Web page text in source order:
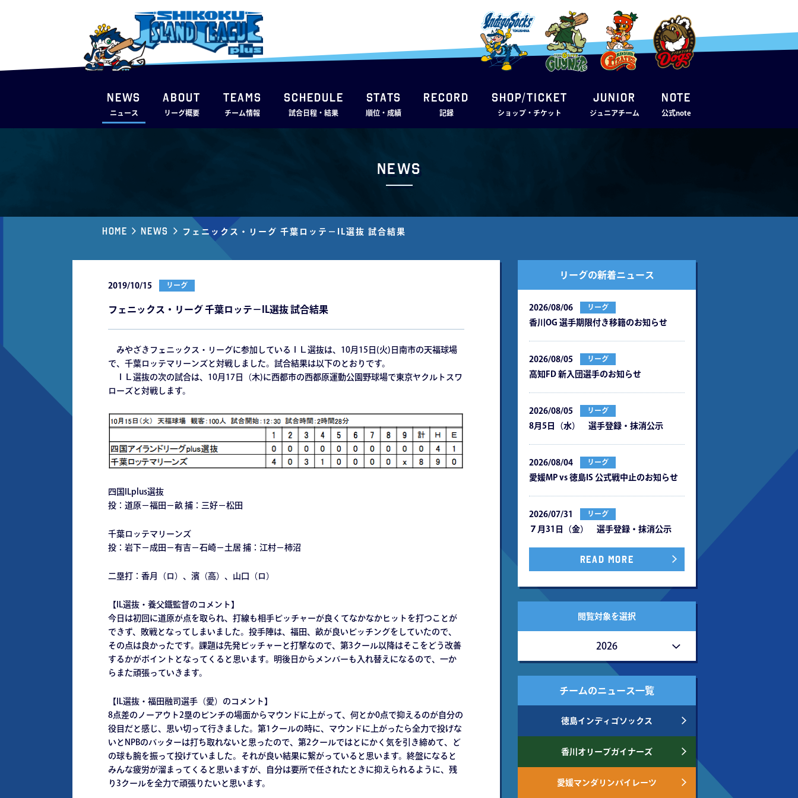
NEWS
ニュース
ABOUT
リーグ概要
TEAMS
チーム情報
SCHEDULE
試合日程・結果
STATS
順位・成績
RECORD
記録
SHOP/TICKET
ショップ・チケット
JUNIOR
ジュニアチーム
note
公式note
News
Home News フェニックス・リーグ 千葉ロッテ－IL選抜 試合結果
2019/10/15 リーグ
フェニックス・リーグ 千葉ロッテ－IL選抜 試合結果
みやざきフェニックス・リーグに参加しているＩＬ選抜は、10月15日(火)日南市の天福球場
で、千葉ロッテマリーンズと対戦しました。試合結果は以下のとおりです。
ＩＬ選抜の次の試合は、10月17日（木)に西都市の西都原運動公園野球場で東京ヤクルトスワ
ローズと対戦します。
四国ILplus選抜
投：道原－福田－畝 捕：三好－松田
千葉ロッテマリーンズ
投：岩下－成田－有吉－石崎－土居 捕：江村－柿沼
二塁打：香月（ロ）、濱（高）、山口（ロ）
【IL選抜・養父鐵監督のコメント】
今日は初回に道原が点を取られ、打線も相手ピッチャーが良くてなかなかヒットを打つことが
できず、敗戦となってしまいました。投手陣は、福田、畝が良いピッチングをしていたので、
その点は良かったです。課題は先発ピッチャーと打撃なので、第3クール以降はそこをどう改善
するかがポイントとなってくると思います。明後日からメンバーも入れ替えになるので、一か
らまた頑張っていきます。
【IL選抜・福田融司選手（愛）のコメント】
8点差のノーアウト2塁のピンチの場面からマウンドに上がって、何とか0点で抑えるのが自分の
役目だと感じ、思い切って行きました。第1クールの時に、マウンドに上がったら全力で投げな
いとNPBのバッターは打ち取れないと思ったので、第2クールではとにかく気を引き締めて、ど
の球も腕を振って投げていました。それが良い結果に繋がっていると思います。終盤になると
みんな疲労が溜まってくると思いますが、自分は要所で任されたときに抑えられるように、残
り3クールを全力で頑張りたいと思います。
リーグの新着ニュース
2026/08/06 リーグ
⾹川OG 選⼿期限付き移籍のお知らせ
2026/08/05 リーグ
⾼知FD 新⼊団選⼿のお知らせ
2026/08/05 リーグ
8月5日（水） 選手登録・抹消公示
2026/08/04 リーグ
愛媛MP vs 徳島IS 公式戦中⽌のお知らせ
2026/07/31 リーグ
７月31日（金） 選手登録・抹消公示
READ MORE
閲覧対象を選択
2026
チームのニュース一覧
徳島インディゴソックス
香川オリーブガイナーズ
愛媛マンダリンパイレーツ